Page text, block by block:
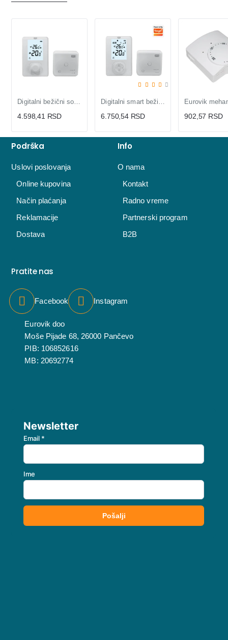
4.598,41 RSD 6.750,54 RSD 902,57 RSD
Podrška
Uslovi poslovanja
Online kupovina
Način plaćanja
Reklamacije
Dostava
Info
O nama
Kontakt
Radno vreme
Partnerski program
B2B
Pratite nas
Facebook Instagram
Eurovik doo
Moše Pijade 68, 26000 Pančevo
PIB: 106852616
MB: 20692774